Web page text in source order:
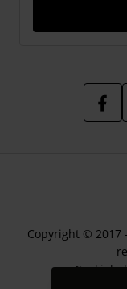
Copyright © 2017